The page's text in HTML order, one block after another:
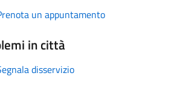
un appuntamento
in città
disservizio